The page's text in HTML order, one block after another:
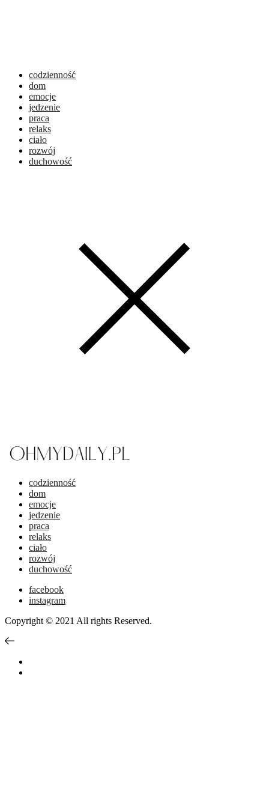
codzienność
dom
emocje
jedzenie
praca
relaks
ciało
rozwój
duchowość
codzienność
dom
emocje
jedzenie
praca
relaks
ciało
rozwój
duchowość
facebook
instagram
Copyright © 2021 All rights Reserved.